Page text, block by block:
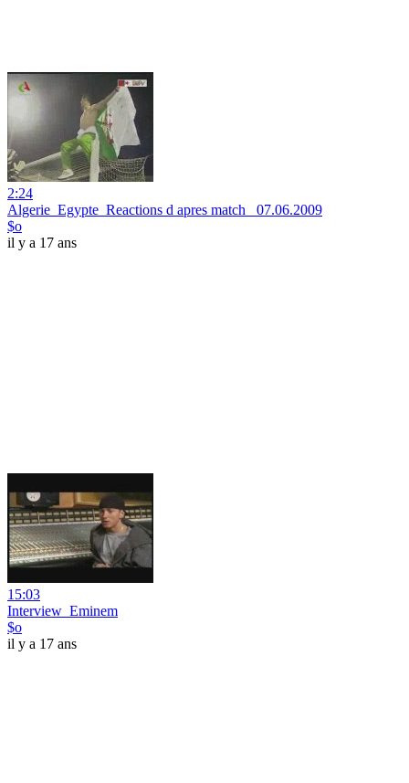
2:24
Algerie_Egypte_Reactions d apres match _07.06.2009
$o
il y a 17 ans
15:03
Interview_Eminem
$o
il y a 17 ans